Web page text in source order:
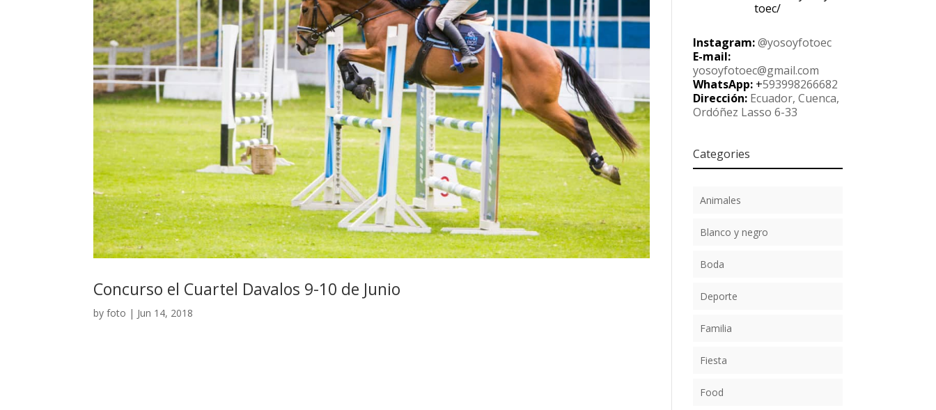
Concurso el Cuartel Davalos 9-10 de Junio
byfoto | Jun 14, 2018
toec/
Instagram:@yosoyfotoec
E-mail:
yosoyfotoec@gmail.com
WhatsApp:+593998266682
Dirección: Ecuador, Cuenca,
Ordóñez Lasso 6-33
Categories
Animales
Blanco y negro
Boda
Deporte
Familia
Fiesta
Food